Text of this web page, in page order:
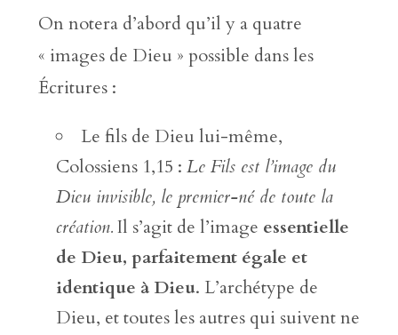
On notera d’abord qu’il y a quatre
« images de Dieu » possible dans les
Écritures :
Le fils de Dieu lui-même,
Colossiens 1,15 : Le Fils est l’image du
Dieu invisible, le premier-né de toute la
création.Il s’agit de l’image essentielle
de Dieu, parfaitement égale et
identique à Dieu. L’archétype de
Dieu, et toutes les autres qui suivent ne